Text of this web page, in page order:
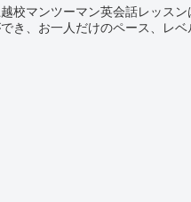
校マンツーマン英会話レッス
き、お一人だけのペース、レ